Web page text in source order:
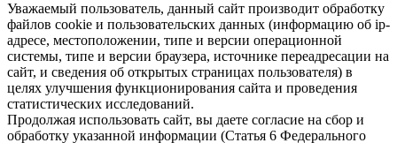
Уважаемый пользователь, данный сайт производит обработку
файлов cookie и пользовательских данных (информацию об ip-
адресе, местоположении, типе и версии операционной
системы, типе и версии браузера, источнике переадресации на
сайт, и сведения об открытых страницах пользователя) в
целях улучшения функционирования сайта и проведения
статистических исследований.
Продолжая использовать сайт, вы даете согласие на сбор и
обработку указанной информации (Статья 6 Федерального